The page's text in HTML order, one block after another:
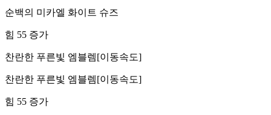
순백의 미카엘 화이트 슈즈
힘 55 증가
찬란한 푸른빛 엠블렘[이동속도]
찬란한 푸른빛 엠블렘[이동속도]
힘 55 증가